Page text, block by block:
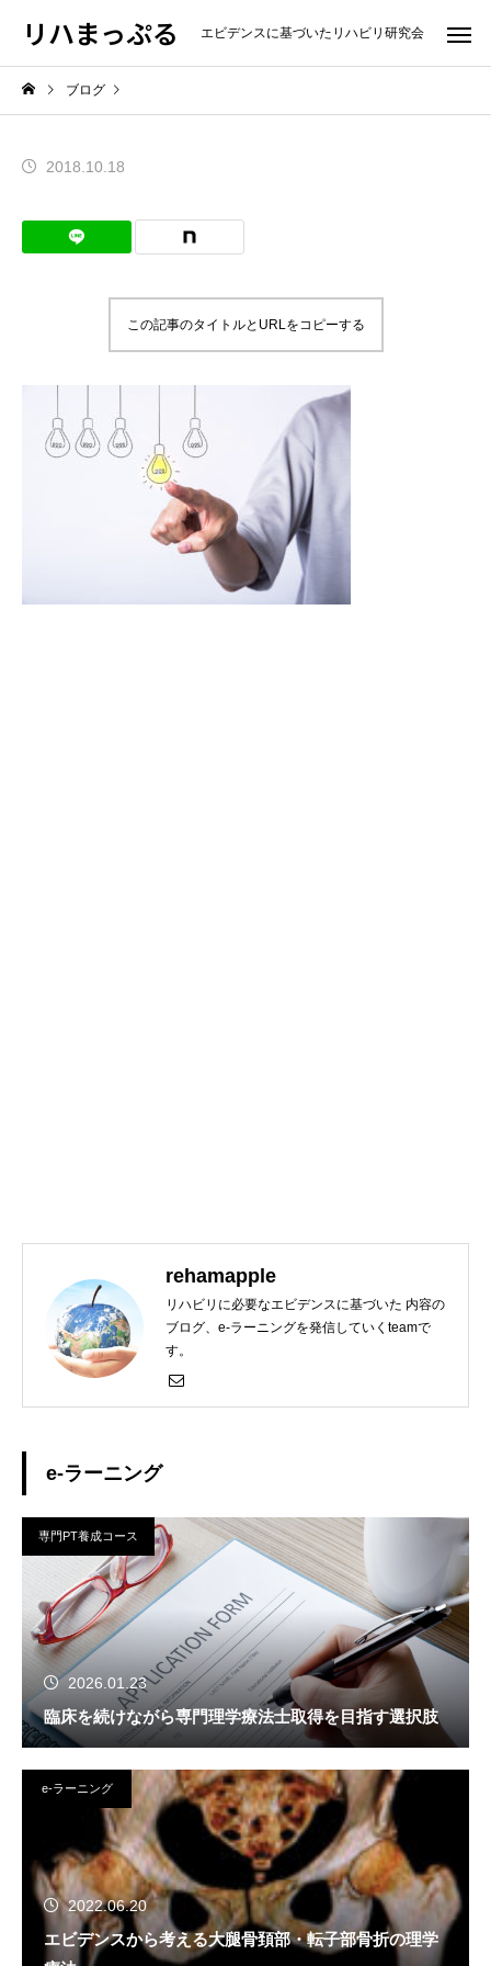
リハまっぷる エビデンスに基づいたリハビリ研究会
ブログ
2018.10.18
この記事のタイトルとURLをコピーする
rehamapple
リハビリに必要なエビデンスに基づいた 内容の
ブログ、e-ラーニングを発信していくteamで
す。
e-ラーニング
専門PT養成コース
2026.01.23
臨床を続けながら専門理学療法士取得を目指す選択肢
e-ラーニング
2022.06.20
エビデンスから考える大腿骨頚部・転子部骨折の理学